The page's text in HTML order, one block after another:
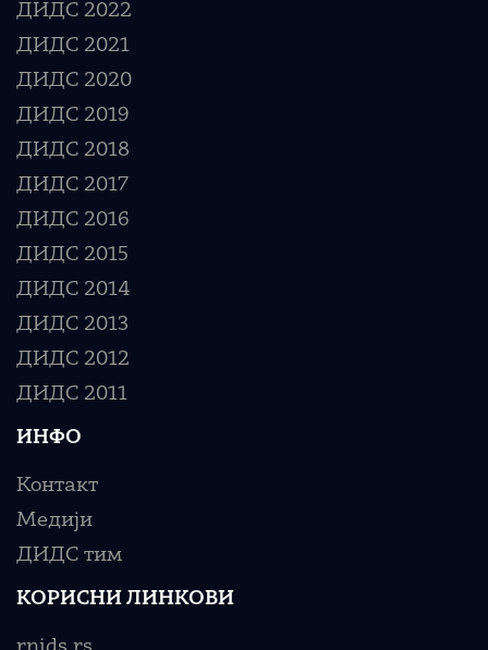
ДИДС 2022
ДИДС 2021
ДИДС 2020
ДИДС 2019
ДИДС 2018
ДИДС 2017
ДИДС 2016
ДИДС 2015
ДИДС 2014
ДИДС 2013
ДИДС 2012
ДИДС 2011
ИНФО
Контакт
Медији
ДИДС тим
КОРИСНИ ЛИНКОВИ